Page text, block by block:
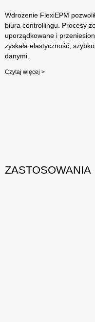
Wdrożenie FlexiEPM
biura controllingu. Procesy
uporządkowane i
zyskała elastyczność,
danymi.
Czytaj więcej >
ZASTOSOWANIA